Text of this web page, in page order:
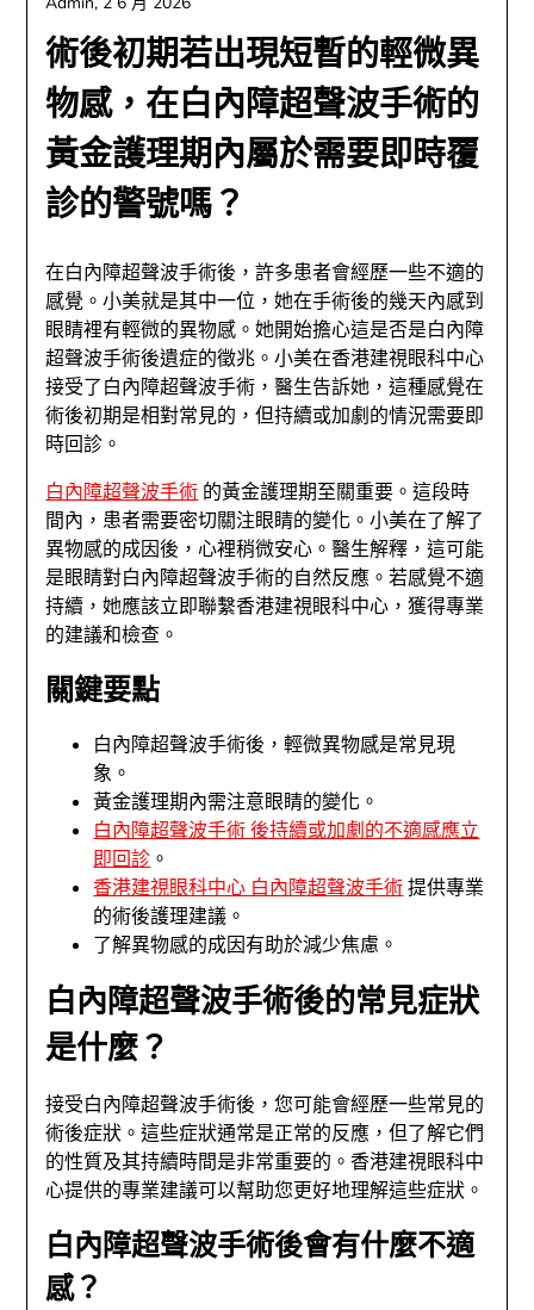
術後初期若出現短暫的輕微異
物感，在白內障超聲波手術的
黃金護理期內屬於需要即時覆
診的警號嗎？
在白內障超聲波手術後，許多患者會經歷一些不適的
感覺。小美就是其中一位，她在手術後的幾天內感到
眼睛裡有輕微的異物感。她開始擔心這是否是白內障
超聲波手術後遺症的徵兆。小美在香港建視眼科中心
接受了白內障超聲波手術，醫生告訴她，這種感覺在
術後初期是相對常見的，但持續或加劇的情況需要即
時回診。
白內障超聲波手術的黃金護理期至關重要。這段時
間內，患者需要密切關注眼睛的變化。小美在了解了
異物感的成因後，心裡稍微安心。醫生解釋，這可能
是眼睛對白內障超聲波手術的自然反應。若感覺不適
持續，她應該立即聯繫香港建視眼科中心，獲得專業
的建議和檢查。
關鍵要點
白內障超聲波手術後，輕微異物感是常見現
象。
黃金護理期內需注意眼睛的變化。
白內障超聲波手術 後持續或加劇的不適感應立
即回診。
香港建視眼科中心 白內障超聲波手術提供專業
的術後護理建議。
了解異物感的成因有助於減少焦慮。
白內障超聲波手術後的常見症狀
是什麼？
接受白內障超聲波手術後，您可能會經歷一些常見的
術後症狀。這些症狀通常是正常的反應，但了解它們
的性質及其持續時間是非常重要的。香港建視眼科中
心提供的專業建議可以幫助您更好地理解這些症狀。
白內障超聲波手術後會有什麼不適
感？